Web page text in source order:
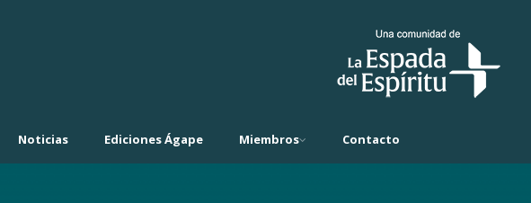
Noticias Ediciones Ágape Miembros Contacto